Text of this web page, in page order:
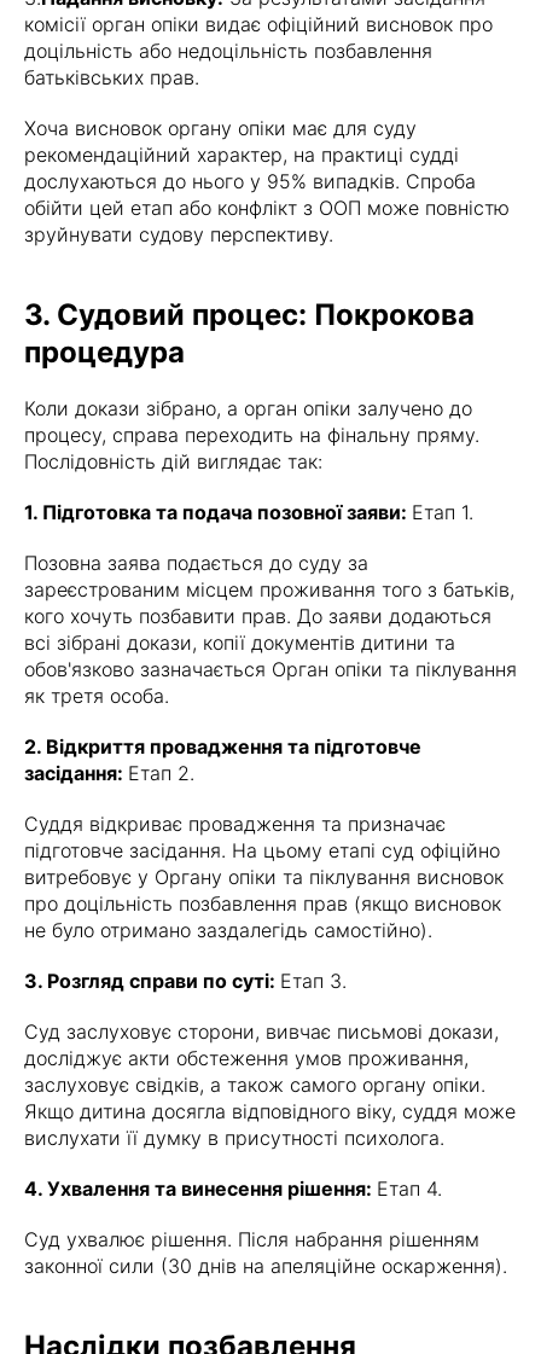
комісії орган опіки видає офіційний висновок про
доцільність або недоцільність позбавлення
батьківських прав.
Хоча висновок органу опіки має для суду
рекомендаційний характер, на практиці судді
дослухаються до нього у 95% випадків. Спроба
обійти цей етап або конфлікт з ООП може повністю
зруйнувати судову перспективу.
3. Судовий процес: Покрокова
процедура
Коли докази зібрано, а орган опіки залучено до
процесу, справа переходить на фінальну пряму.
Послідовність дій виглядає так:
1. Підготовка та подача позовної заяви: Етап 1.
Позовна заява подається до суду за
зареєстрованим місцем проживання того з батьків,
кого хочуть позбавити прав. До заяви додаються
всі зібрані докази, копії документів дитини та
обов'язково зазначається Орган опіки та піклування
як третя особа.
2. Відкриття провадження та підготовче
засідання: Етап 2.
Суддя відкриває провадження та призначає
підготовче засідання. На цьому етапі суд офіційно
витребовує у Органу опіки та піклування висновок
про доцільність позбавлення прав (якщо висновок
не було отримано заздалегідь самостійно).
3. Розгляд справи по суті: Етап 3.
Суд заслуховує сторони, вивчає письмові докази,
досліджує акти обстеження умов проживання,
заслуховує свідків, а також самого органу опіки.
Якщо дитина досягла відповідного віку, суддя може
вислухати її думку в присутності психолога.
4. Ухвалення та винесення рішення: Етап 4.
Суд ухвалює рішення. Після набрання рішенням
законної сили (30 днів на апеляційне оскарження).
Наслідки позбавлення